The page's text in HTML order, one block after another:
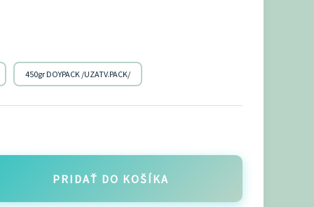
450gr DOYPACK /UZATV.PACK/
PRIDAŤ DO KOŠÍKA